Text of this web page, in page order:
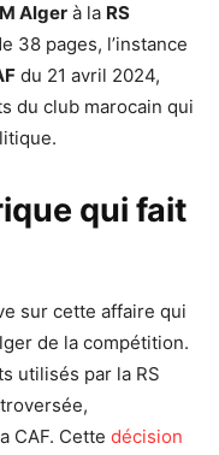
Alger à la RS
38 pages, l’instance
du 21 avril 2024,
du club marocain qui
qui fait
sur cette affaire qui
de la compétition.
utilisés par la RS
CAF. Cette décision